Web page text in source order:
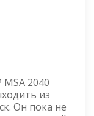
2040
из
Он пока не